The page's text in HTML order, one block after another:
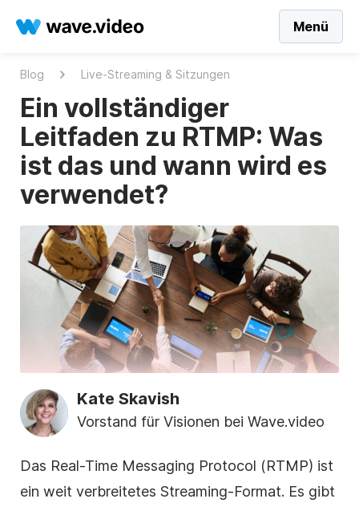
Menü
Blog Live-Streaming & Sitzungen
Ein vollständiger
Leitfaden zu RTMP: Was
ist das und wann wird es
verwendet?
Kate Skavish
Vorstand für Visionen bei Wave.video
Das Real-Time Messaging Protocol (RTMP) ist
ein weit verbreitetes Streaming-Format. Es gibt